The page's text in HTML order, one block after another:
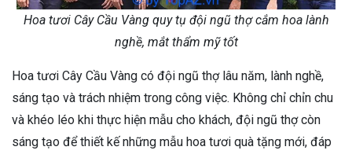
Hoa tươi Cây Cầu Vàng quy tụ đội ngũ thợ cắm hoa lành
nghề, mắt thẩm mỹ tốt
Hoa tươi Cây Cầu Vàng có đội ngũ thợ lâu năm, lành nghề,
sáng tạo và trách nhiệm trong công việc. Không chỉ chỉn chu
và khéo léo khi thực hiện mẫu cho khách, đội ngũ thợ còn
sáng tạo để thiết kế những mẫu hoa tươi quà tặng mới, đáp